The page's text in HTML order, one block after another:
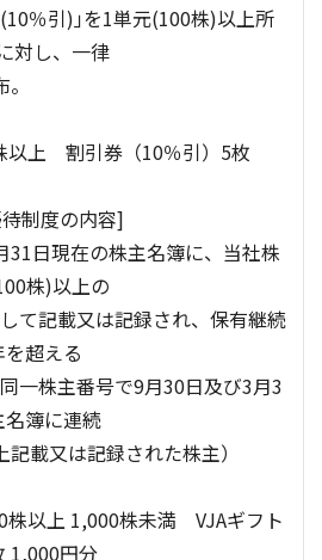
％引)｣を1単元(100株)以上所
対し、一律
上 割引券（10％引）5枚
制度の内容]
日現在の株主名簿に、当社株
株)以上の
て記載又は記録され、保有継続
超える
一株主番号で9月30日及び3月3
簿に連続
載又は記録された株主）
上 1,000株未満 VJAギフト
1,000円分